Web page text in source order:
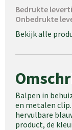
Bedrukte
Onbedrukte
Bekijk alle
Balpen in
en metalen
hervulbare
product, de